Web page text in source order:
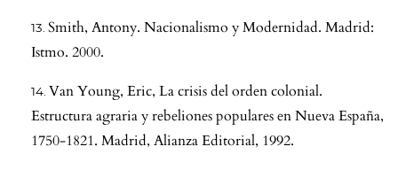
Smith, Antony. Nacionalismo y Modernidad. Madrid:
Istmo. 2000.
Van Young, Eric, La crisis del orden colonial.
Estructura agraria y rebeliones populares en Nueva España,
1750-1821. Madrid, Alianza Editorial, 1992.